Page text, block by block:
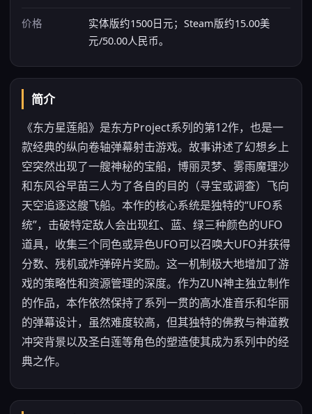
价格
实体版约1500日元；Steam版约15.00美
元/50.00人民币。
简介
《东方星莲船》是东方Project系列的第12作，也是一
款经典的纵向卷轴弹幕射击游戏。故事讲述了幻想乡上
空突然出现了一艘神秘的宝船，博丽灵梦、雾雨魔理沙
和东风谷早苗三人为了各自的目的（寻宝或调查）飞向
天空追逐这艘飞船。本作的核心系统是独特的“UFO系
统”，击破特定敌人会出现红、蓝、绿三种颜色的UFO
道具，收集三个同色或异色UFO可以召唤大UFO并获得
分数、残机或炸弹碎片奖励。这一机制极大地增加了游
戏的策略性和资源管理的深度。作为ZUN神主独立制作
的作品，本作依然保持了系列一贯的高水准音乐和华丽
的弹幕设计，虽然难度较高，但其独特的佛教与神道教
冲突背景以及圣白莲等角色的塑造使其成为系列中的经
典之作。